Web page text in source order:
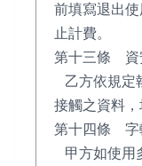
前填寫退出
止計費。
第十三條 資
乙方依規定
接觸之資料，
第十四條 字
甲方如使用